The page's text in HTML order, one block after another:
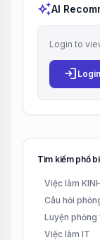
auto_awesomeAI
Login to
login Login
Tìm kiếm phổ
Việc làm
Câu hỏi
Luyện phỏng
Việc làm IT